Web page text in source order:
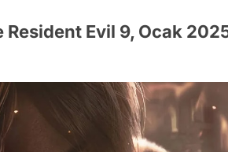
Resident Evil 9, Ocak